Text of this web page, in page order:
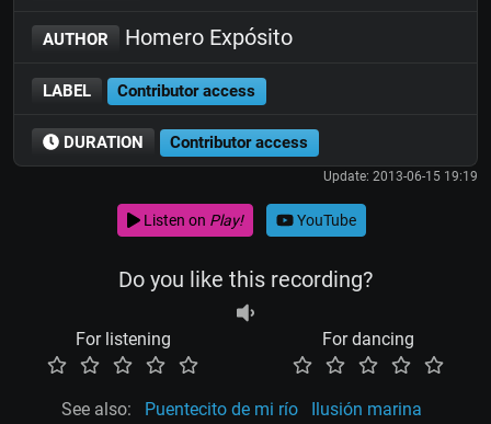
AUTHOR Homero Expósito
LABEL Contributor access
DURATION Contributor access
Update: 2013-06-15 19:19
Listen on Play! YouTube
Do you like this recording?
For listening For dancing
See also: Puentecito de mi río
Ilusión marina